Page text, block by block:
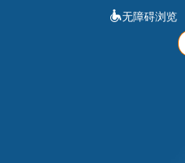
无障碍浏览